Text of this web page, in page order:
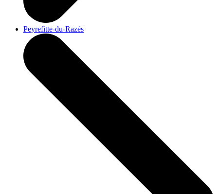
Peyrefitte-du-Razès